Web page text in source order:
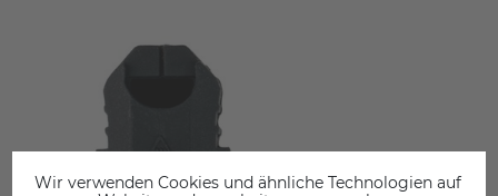
Wir verwenden Cookies und ähnliche Technologien auf